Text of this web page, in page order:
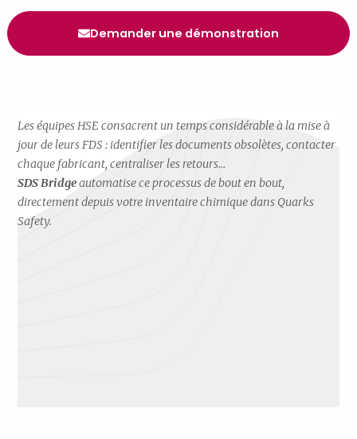
Demander une démonstration
Les équipes HSE consacrent un temps considérable à la mise à
jour de leurs FDS : identifier les documents obsolètes, contacter
chaque fabricant, centraliser les retours…
SDS Bridgeautomatise ce processus de bout en bout,
directement depuis votre inventaire chimique dans Quarks
Safety.